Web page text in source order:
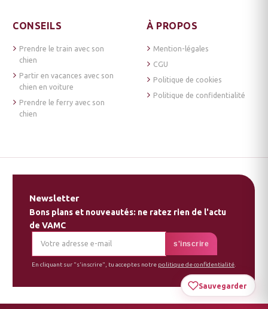
Sauvegarder
CONSEILS
Prendre le train avec son
chien
Partir en vacances avec son
chien en voiture
Prendre le ferry avec son
chien
À PROPOS
Mention-légales
CGU
Politique de cookies
Politique de confidentialité
Newsletter
Bons plans et nouveautés: ne ratez rien de l'actu
de VAMC
En cliquant sur "s'inscrire", tu acceptes notre politique de confidentialité